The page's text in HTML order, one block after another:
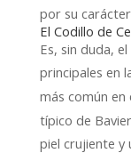
por su
El Codillo de
Es, sin duda,
principales en
más común en
típico de
piel crujiente y